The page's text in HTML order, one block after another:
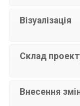
Візуалізація
Склад
Внесення